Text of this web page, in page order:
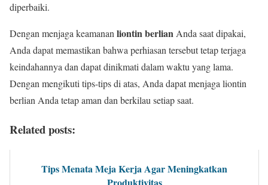
diperbaiki.
Dengan menjaga keamanan liontin berlian Anda saat dipakai,
Anda dapat memastikan bahwa perhiasan tersebut tetap terjaga
keindahannya dan dapat dinikmati dalam waktu yang lama.
Dengan mengikuti tips-tips di atas, Anda dapat menjaga liontin
berlian Anda tetap aman dan berkilau setiap saat.
Related posts:
Tips Menata Meja Kerja Agar Meningkatkan
Produktivitas